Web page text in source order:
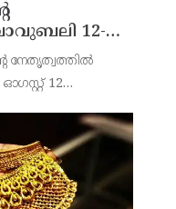
12-ന് ;
നേതൃത്വത്തിൽ
12
അ